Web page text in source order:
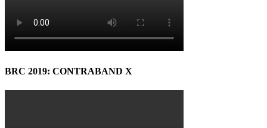
BRC 2019: CONTRABAND X